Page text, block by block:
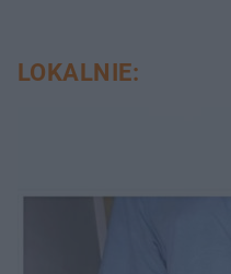
LOKALNIE: